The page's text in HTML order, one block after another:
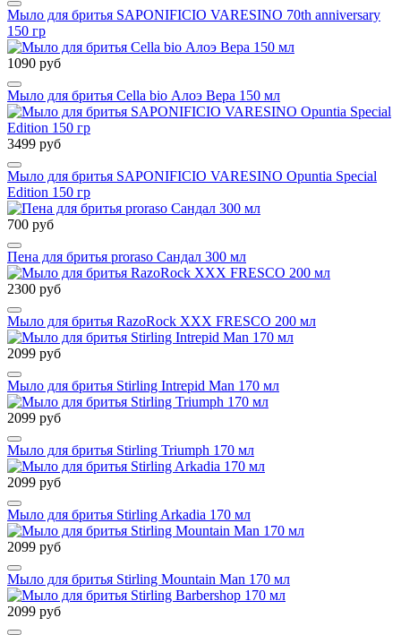
Мыло для бритья SAPONIFICIO VARESINO 70th anniversary
150 гр
1090 руб
Мыло для бритья Cella bio Алоэ Вера 150 мл
3499 руб
Мыло для бритья SAPONIFICIO VARESINO Opuntia Special
Edition 150 гр
700 руб
Пена для бритья proraso Сандал 300 мл
2300 руб
Мыло для бритья RazoRock XXX FRESCO 200 мл
2099 руб
Мыло для бритья Stirling Intrepid Man 170 мл
2099 руб
Мыло для бритья Stirling Triumph 170 мл
2099 руб
Мыло для бритья Stirling Arkadia 170 мл
2099 руб
Мыло для бритья Stirling Mountain Man 170 мл
2099 руб